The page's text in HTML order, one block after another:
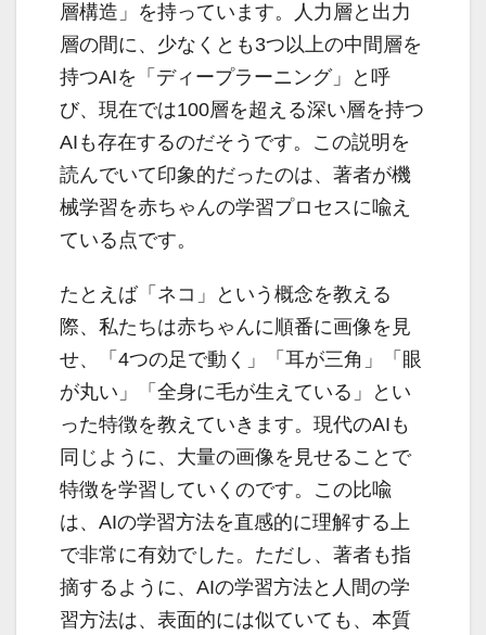
層構造」を持っています。人力層と出力
層の間に、少なくとも3つ以上の中間層を
持つAIを「ディープラーニング」と呼
び、現在では100層を超える深い層を持つ
AIも存在するのだそうです。この説明を
読んでいて印象的だったのは、著者が機
械学習を赤ちゃんの学習プロセスに喩え
ている点です。
たとえば「ネコ」という概念を教える
際、私たちは赤ちゃんに順番に画像を見
せ、「4つの足で動く」「耳が三角」「眼
が丸い」「全身に毛が生えている」とい
った特徴を教えていきます。現代のAIも
同じように、大量の画像を見せることで
特徴を学習していくのです。この比喩
は、AIの学習方法を直感的に理解する上
で非常に有効でした。ただし、著者も指
摘するように、AIの学習方法と人間の学
習方法は、表面的には似ていても、本質